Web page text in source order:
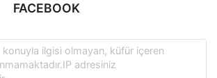
FACEBOOK